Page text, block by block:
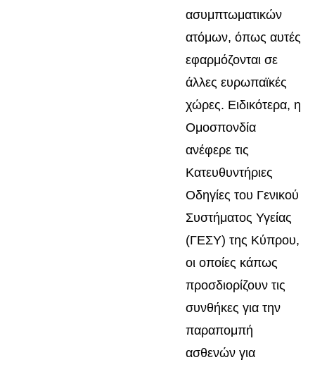
ασυμπτωματικών
ατόμων, όπως αυτές
εφαρμόζονται σε
άλλες ευρωπαϊκές
χώρες. Ειδικότερα, η
Ομοσπονδία
ανέφερε τις
Κατευθυντήριες
Οδηγίες του Γενικού
Συστήματος Υγείας
(ΓΕΣΥ) της Κύπρου,
οι οποίες κάπως
προσδιορίζουν τις
συνθήκες για την
παραπομπή
ασθενών για